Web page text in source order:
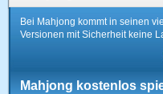
Bei Mahjong kommt in seinen
Versionen mit Sicherheit keine
Mahjong kostenlos